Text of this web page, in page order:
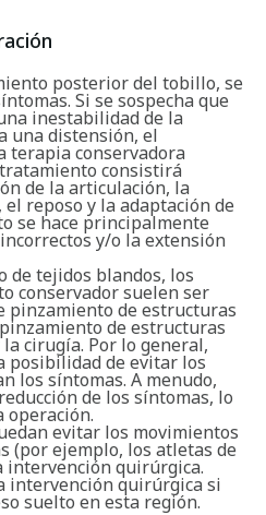
posterior del tobillo, se
Si se sospecha que
inestabilidad de la
una distensión, el
terapia conservadora
consistirá
de la articulación, la
reposo y la adaptación de
se hace principalmente
y/o la extensión
de tejidos blandos, los
conservador suelen ser
pinzamiento de estructuras
de estructuras
cirugía. Por lo general,
posibilidad de evitar los
los síntomas. A menudo,
de los síntomas, lo
operación.
evitar los movimientos
(por ejemplo, los atletas de
intervención quirúrgica.
intervención quirúrgica si
suelto en esta región.